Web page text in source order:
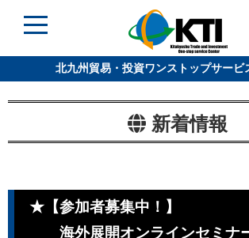
北九州貿易・投資ワンストップサービ
新着情報
★【参加者募集中！】
海外展開オンラインセミナ